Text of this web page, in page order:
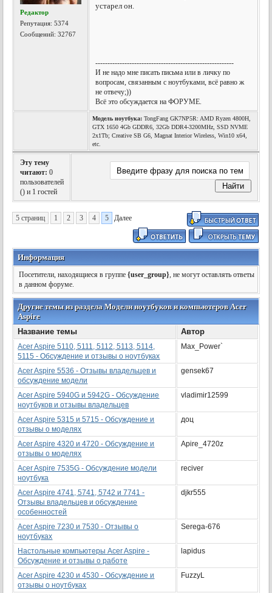
Редактор
Репутация:5374
Сообщений: 32767
устарел он.
---------------------------------------------------------
И не надо мне писать письма или в личку по
вопросам, связанным с ноутбуками, всё равно ж
не отвечу;))
Всё это обсуждается на ФОРУМЕ.
Модель ноутбука: TongFang GK7NP5R: AMD Ryzen 4800H,
GTX 1650 4Gb GDDR6, 32Gb DDR4-3200MHz, SSD NVME
2x1Tb; Creative SB G6, Magnat Interior Wireless, Win10 x64,
etc.
Эту тему
читают: 0
пользователей
() и 1 гостей
5 страниц 1 2 3 4 5 Далее
Информация
Посетители, находящиеся в группе{user_group}, не могут оставлять ответы
в данном форуме.
Другие темы из раздела Модели ноутбуков и компьютеров Acer
Aspire
Название темы
Автор
Acer Aspire 5110, 5111, 5112, 5113, 5114,
5115 - Обсуждение и отзывы о ноутбуках
Max_Power`
Acer Aspire 5536 - Отзывы владельцев и
обсуждение модели
gensek67
Acer Aspire 5940G и 5942G - Обсуждение
ноутбуков и отзывы владельцев
vladimir12599
Acer Aspire 5315 и 5715 - Обсуждение и
отзывы о моделях
доц
Acer Aspire 4320 и 4720 - Обсуждение и
отзывы о моделях
Apire_4720z
Acer Aspire 7535G - Обсуждение модели
ноутбука
reciver
Acer Aspire 4741, 5741, 5742 и 7741 -
Отзывы владельцев и обсуждение
особенностей
djkr555
Acer Aspire 7230 и 7530 - Отзывы о
ноутбуках
Serega-676
Настольные компьютеры Acer Aspire -
Обсуждение и отзывы о работе
lapidus
Acer Aspire 4230 и 4530 - Обсуждение и
отзывы о ноутбуках
FuzzyL